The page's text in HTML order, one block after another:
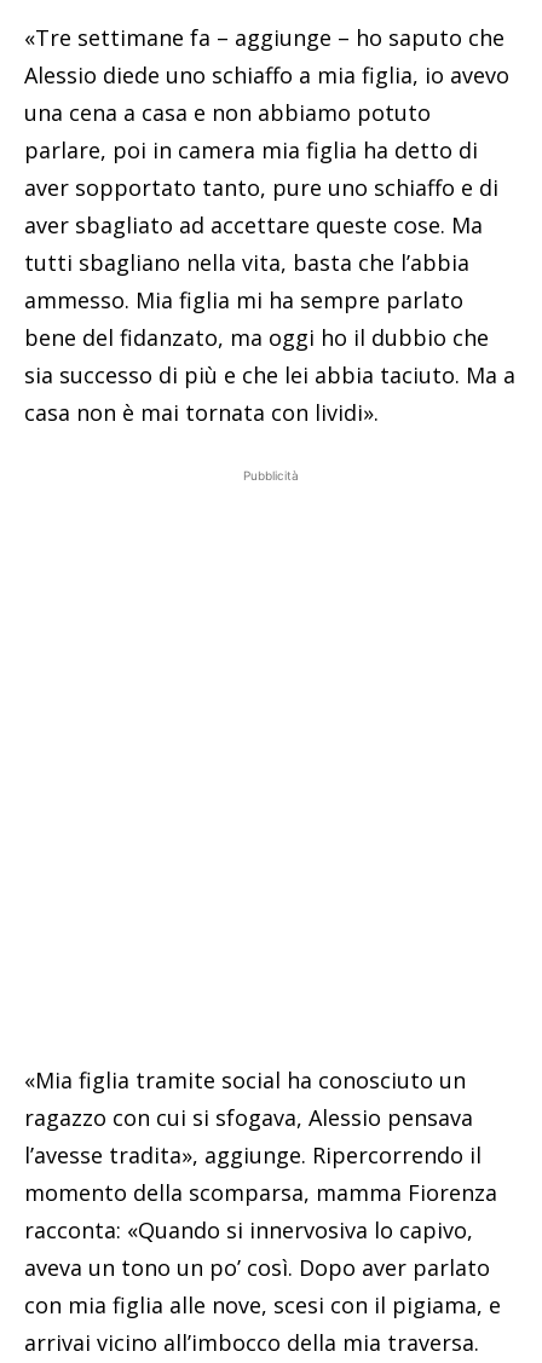
«Tre settimane fa – aggiunge – ho saputo che
Alessio diede uno schiaffo a mia figlia, io avevo
una cena a casa e non abbiamo potuto
parlare, poi in camera mia figlia ha detto di
aver sopportato tanto, pure uno schiaffo e di
aver sbagliato ad accettare queste cose. Ma
tutti sbagliano nella vita, basta che l’abbia
ammesso. Mia figlia mi ha sempre parlato
bene del fidanzato, ma oggi ho il dubbio che
sia successo di più e che lei abbia taciuto. Ma a
casa non è mai tornata con lividi».
Pubblicità
«Mia figlia tramite social ha conosciuto un
ragazzo con cui si sfogava, Alessio pensava
l’avesse tradita», aggiunge. Ripercorrendo il
momento della scomparsa, mamma Fiorenza
racconta: «Quando si innervosiva lo capivo,
aveva un tono un po’ così. Dopo aver parlato
con mia figlia alle nove, scesi con il pigiama, e
arrivai vicino all’imbocco della mia traversa.